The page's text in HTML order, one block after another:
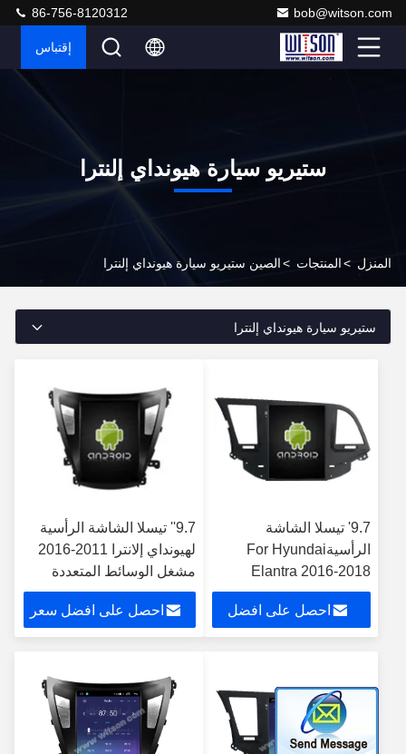
bob@witson.com
86-756-8120312
إقتباس
ستيريو سيارة هيونداي إلنترا
المنزل >المنتجات >الصين ستيريو سيارة هيونداي إلنترا
ستيريو سيارة هيونداي إلنترا
9.7' تيسلا الشاشة
الرأسيةFor Hyundai
Elantra 2016-2018
Android Car Multimedia
Playerاحصل على افضل
9.7'' تيسلا الشاشة الرأسية
لهيونداي إلانترا 2011-2016
مشغل الوسائط المتعددة
للسيارات الاندرويد
احصل على افضل سعر